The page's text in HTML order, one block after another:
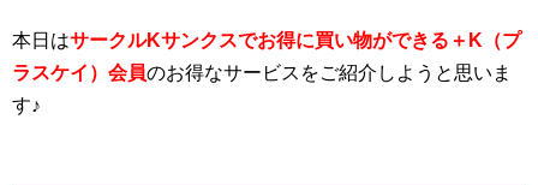
本日はサークルKサンクスでお得に買い物ができる＋K（プ
ラスケイ）会員のお得なサービスをご紹介しようと思いま
す♪